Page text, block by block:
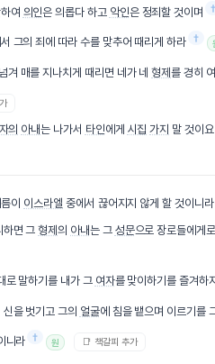
하여 의인은 의롭다 하고 악인은 정죄할 것이며 †
그의 죄에 따라 수를 맞추어 때리게 하라 †
겨 매를 지나치게 때리면 네가 네형제를 경히
자의 아내는 나가서 타인에게 시집 가지 말 것이요
이 이스라엘 중에서 끊어지지 않게 할 것이니라
하면 그형제의 아내는 그 성문으로 장로들에게
로 말하기를 내가 그 여자를 맞이하기를 즐겨하
을 벗기고 그의 얼굴에 침을 뱉으며 이르기를
니라 † 원 📑 책갈피 추가